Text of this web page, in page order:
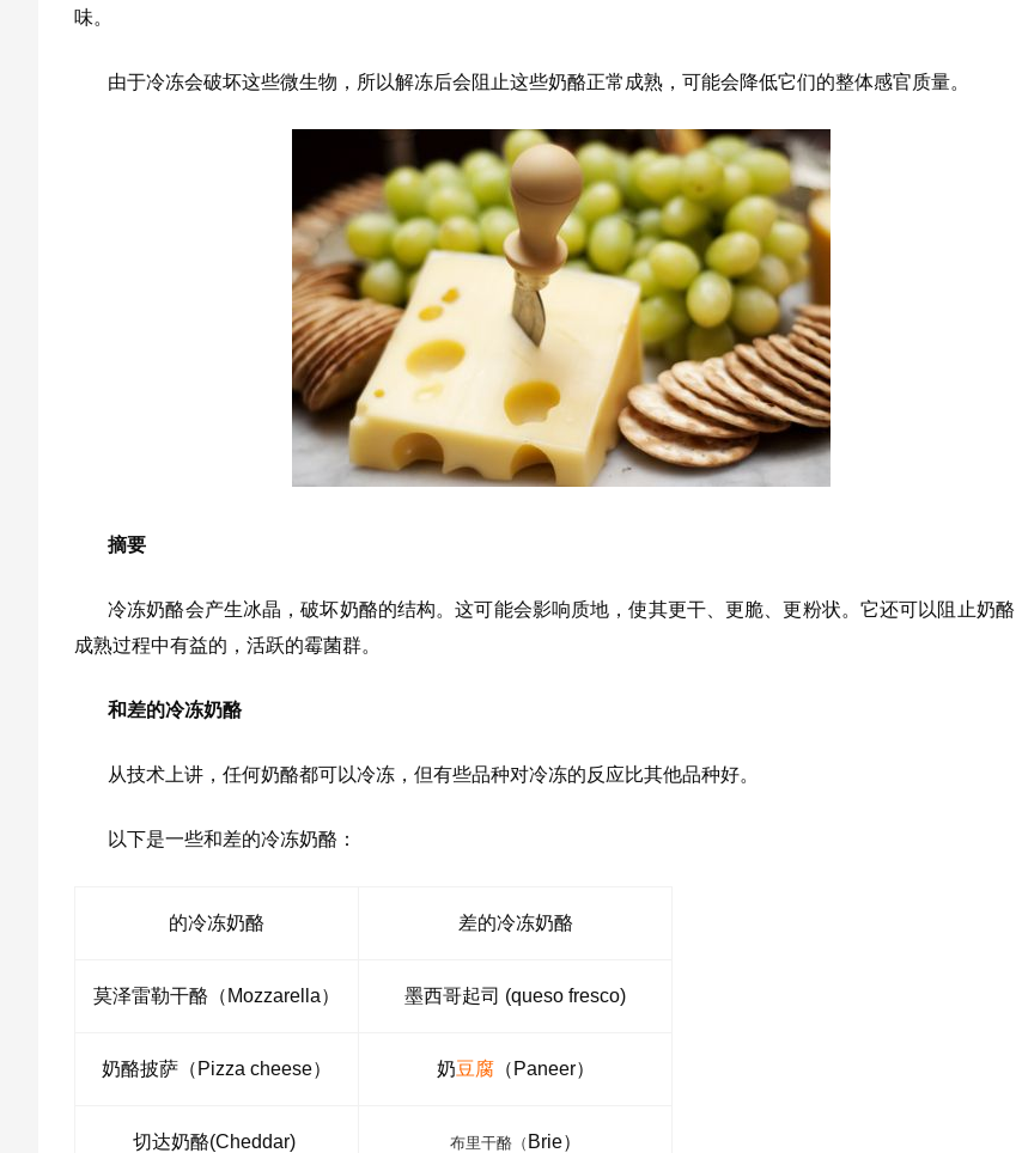
味。
由于冷冻会破坏这些微生物，所以解冻后会阻止这些奶酪正常成熟，可能会降低它们的整体感官质量。
摘要
冷冻奶酪会产生冰晶，破坏奶酪的结构。这可能会影响质地，使其更干、更脆、更粉状。它还可以阻止奶酪
成熟过程中有益的，活跃的霉菌群。
和差的冷冻奶酪
从技术上讲，任何奶酪都可以冷冻，但有些品种对冷冻的反应比其他品种好。
以下是一些和差的冷冻奶酪：
的冷冻奶酪 差的冷冻奶酪
莫泽雷勒干酪（Mozzarella） 墨西哥起司 (queso fresco)
奶酪披萨（Pizza cheese） 奶豆腐（Paneer）
切达奶酪(Cheddar) 布里干酪（ Brie）